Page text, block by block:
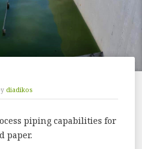
diadikos
piping capabilities for
paper.